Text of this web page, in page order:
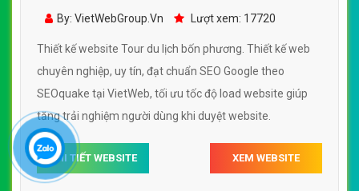
bốn phương đẹp SEO nhanh hiệu quả
By: VietWebGroup.Vn Lượt xem: 17720
Thiết kế website Tour du lịch bốn phương. Thiết kế web
chuyên nghiệp, uy tín, đạt chuẩn SEO Google theo
SEOquake tại VietWeb, tối ưu tốc độ load website giúp
tăng trải nghiệm người dùng khi duyệt website.
CHI TIẾT WEBSITE XEM WEBSITE